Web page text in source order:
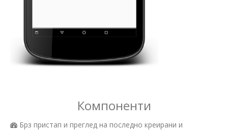
Компоненти
Брз пристап и преглед на последно креирани и